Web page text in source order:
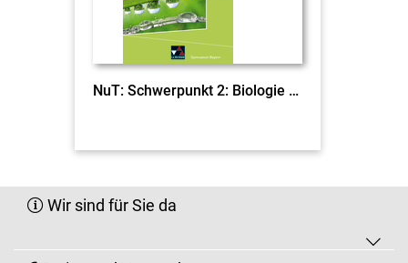
NuT: Schwerpunkt 2: Biologie click & teach 5 EL
Wir sind für Sie da